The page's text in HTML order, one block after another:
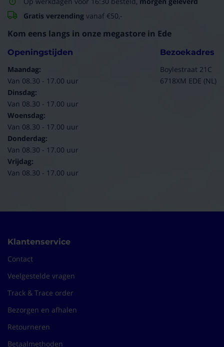
Gratis verzending vanaf €50,-
Kom eens langs in onze megastore in Ede
Openingstijden
Maandag:
Van 08.30 - 17.00 uur
Dinsdag:
Van 08.30 - 17.00 uur
Woensdag:
Van 08.30 - 17.00 uur
Donderdag:
Van 08.30 - 17.00 uur
Vrijdag:
Van 08.30 - 17.00 uur
Bezoekadres
Boylestraat 21C
6718XM EDE (NL)
Klantenservice
Contact
Veelgestelde vragen
Track & Trace order
Bezorgen en afhalen
Retourneren
Betaalmethoden